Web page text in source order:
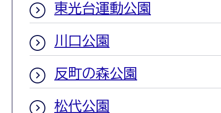
東光台運動公園
川口公園
反町の森公園
松代公園